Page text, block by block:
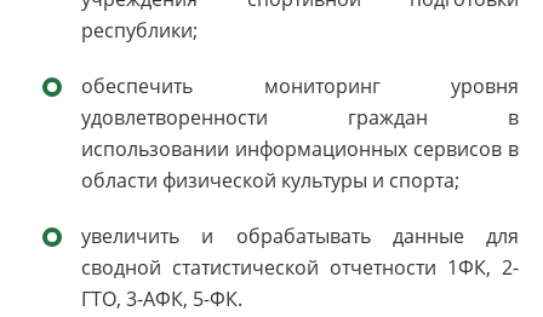
республики;
обеспечить мониторинг уровня
удовлетворенности граждан в
использовании информационных сервисов в
области физической культуры и спорта;
увеличить и обрабатывать данные для
сводной статистической отчетности 1ФК, 2-
ГТО, 3-АФК, 5-ФК.